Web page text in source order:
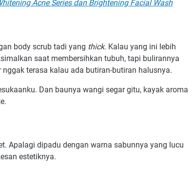
Acne Series dan Brightening Facial Wash
body scrub tadi yang thick. Kalau yang ini lebih
saat membersihkan tubuh, tapi bulirannya
terasa kalau ada butiran-butiran halusnya.
Dan baunya wangi segar gitu, kayak aroma
Apalagi dipadu dengan warna sabunnya yang lucu
estetiknya.